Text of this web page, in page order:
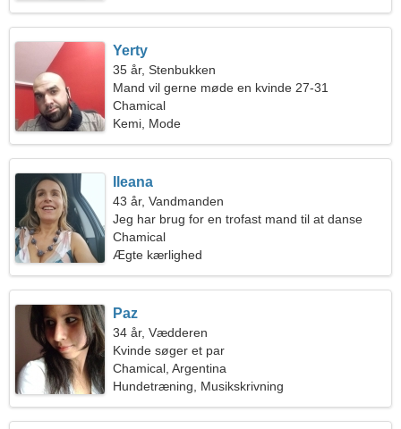
Yerty
35 år, Stenbukken
Mand vil gerne møde en kvinde 27-31
Chamical
Kemi, Mode
Ileana
43 år, Vandmanden
Jeg har brug for en trofast mand til at danse
sammen
Chamical
Ægte kærlighed
Paz
34 år, Vædderen
Kvinde søger et par
Chamical, Argentina
Hundetræning, Musikskrivning